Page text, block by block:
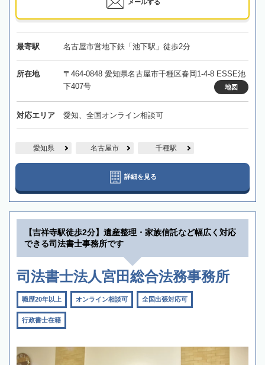
メールする
最寄駅 名古屋市営地下鉄「池下駅」徒歩2分
所在地
〒464-0848 愛知県名古屋市千種区春岡1-4-8 ESSE池
下407号
地図
対応エリア 愛知、全国オンライン相談可
愛知県 名古屋市 千種駅
詳細を見る
【吉祥寺駅徒歩2分】遺産整理・家族信託など幅広く対応
できる司法書士事務所です
司法書士法人宮田総合法務事務所
職歴20年以上 オンライン相談可 全国出張対応可
行政書士在籍